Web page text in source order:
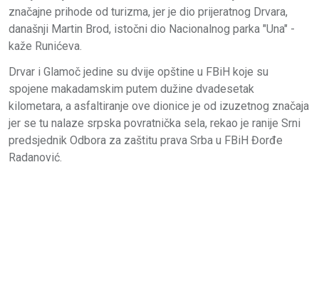
značajne prihode od turizma, jer je dio prijeratnog Drvara,
današnji Martin Brod, istočni dio Nacionalnog parka "Una" -
kaže Runićeva.
Drvar i Glamoč jedine su dvije opštine u FBiH koje su
spojene makadamskim putem dužine dvadesetak
kilometara, a asfaltiranje ove dionice je od izuzetnog značaja
jer se tu nalaze srpska povratnička sela, rekao je ranije Srni
predsjednik Odbora za zaštitu prava Srba u FBiH Đorđe
Radanović.